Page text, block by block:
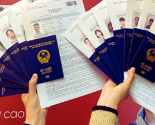
kiệm.
Quang hỗ trợ đặt vé máy bay
phí 1 năm cho việc nhập học
Quốc tế Trần Quang sẽ cố gắng
Quang hy vọng các bạn thuân